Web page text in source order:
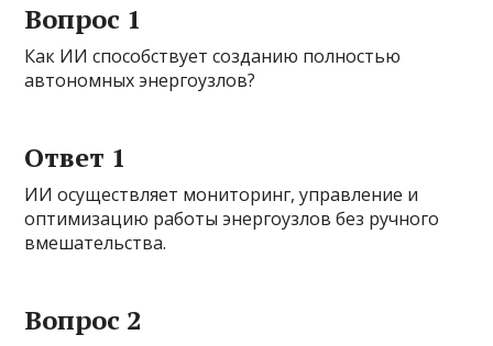
Вопрос 1
Как ИИ способствует созданию полностью
автономных энергоузлов?
Ответ 1
ИИ осуществляет мониторинг, управление и
оптимизацию работы энергоузлов без ручного
вмешательства.
Вопрос 2